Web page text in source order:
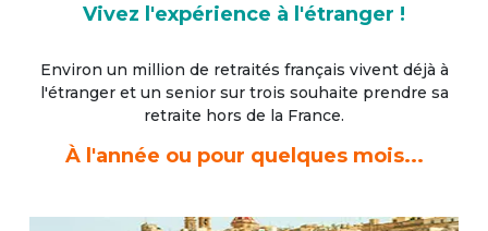
Vivez l'expérience à l'étranger !
Environ un million de retraités français vivent déjà à
l'étrangeret un senior sur trois souhaite prendre sa
retraite hors de la France.
À l'année ou pour quelques mois...